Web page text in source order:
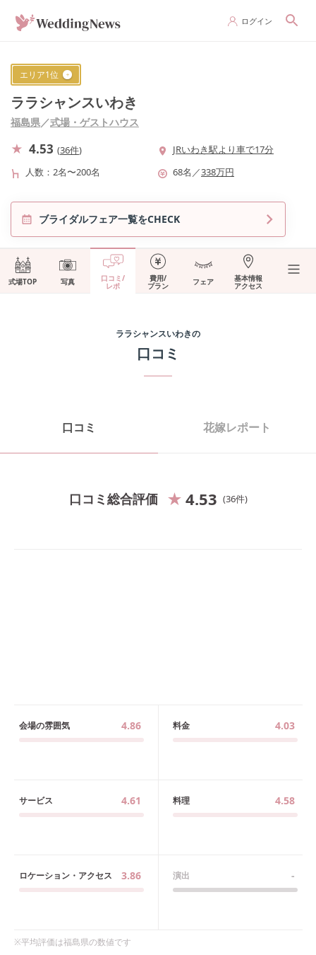
ログイン
エリア1位
ララシャンスいわき
福島県／式場・ゲストハウス
4.53 (36件)
JRいわき駅より車で17分
人数
2名〜200名 68名 ／338万円
ブライダルフェア一覧をCHECK
式場TOP 写真 口コミ/
レポ
費用/
プラン フェア 基本情報
アクセス
ララシャンスいわきの
口コミ
口コミ 花嫁レポート
口コミ総合評価 4.53 36件
会場の雰囲気 4.86 料金 4.03
サービス 4.61 料理 4.58
ロケーション・アクセス 3.86 演出 -
※平均評価は福島県の数値です